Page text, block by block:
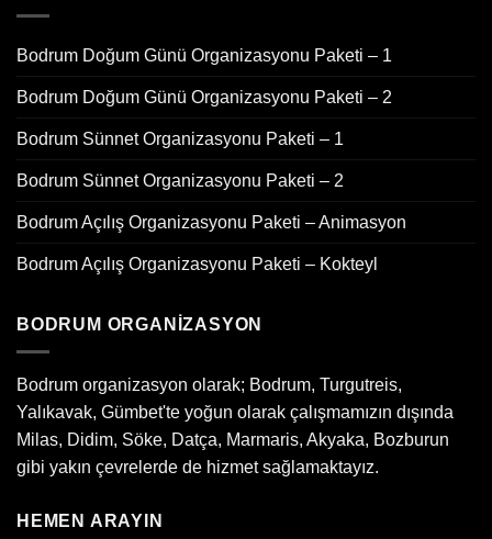
Bodrum Doğum Günü Organizasyonu Paketi – 1
Bodrum Doğum Günü Organizasyonu Paketi – 2
Bodrum Sünnet Organizasyonu Paketi – 1
Bodrum Sünnet Organizasyonu Paketi – 2
Bodrum Açılış Organizasyonu Paketi – Animasyon
Bodrum Açılış Organizasyonu Paketi – Kokteyl
BODRUM ORGANIZASYON
Bodrum organizasyon olarak; Bodrum, Turgutreis,
Yalıkavak, Gümbet'te yoğun olarak çalışmamızın dışında
Milas, Didim, Söke, Datça, Marmaris, Akyaka, Bozburun
gibi yakın çevrelerde de hizmet sağlamaktayız.
HEMEN ARAYIN